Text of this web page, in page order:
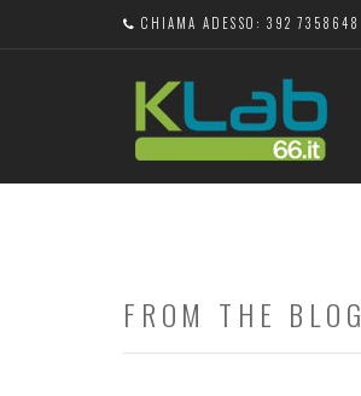
CHIAMA ADESSO: 392 7358648
FROM THE BLOG